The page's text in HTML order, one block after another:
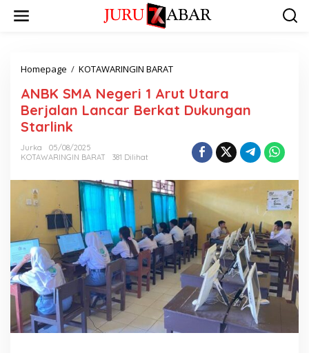
Homepage / KOTAWARINGIN BARAT
ANBK SMA Negeri 1 Arut Utara
Berjalan Lancar Berkat Dukungan
Starlink
Jurka
05/08/2025
KOTAWARINGIN BARAT
381 Dilihat